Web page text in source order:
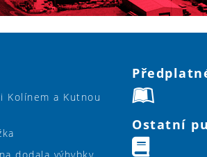
Kolínem a Kutnou
dodala výhybky
Ostatní